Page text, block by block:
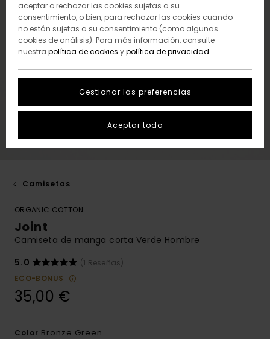
Camisetas
ORGANIC COTTON
Joint
Camiseta de manga corta Verde Hombre
5.0
(1 Reseñas)
ECO-BONUS
35,00 €
Color Bronze Green
aceptar o rechazar las cookies sujetas a su
consentimiento, o bien, para rechazar las cookies cuando
no están sujetas a su consentimiento (como algunas
cookies de análisis). Para más información, consulte
nuestra política de cookies ypolítica de privacidad
Gestionar las preferencias
Aceptar todo